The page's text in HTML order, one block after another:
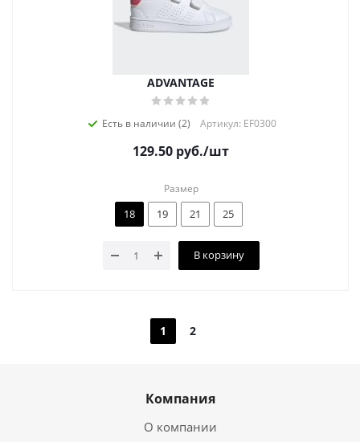
ADVANTAGE
Есть в наличии (2) Артикул: EF0300
129.50 руб./шт
Размер
18 19 21 25
В корзину
1 2
Компания
О компании